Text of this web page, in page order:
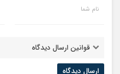
نام شما
قوانین ارسال دیدگاه